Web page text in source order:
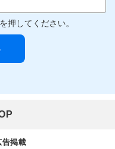
押してください。
告掲載